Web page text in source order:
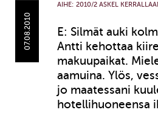
07.08.2010
AIHE: 2010/2 ASKEL
E: Silmät auki
Antti kehottaa
makuupaikat.
aamuina. Ylös,
jo maatessani
hotellihuoneensa